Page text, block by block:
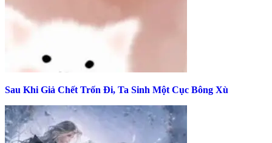
Sau Khi Giả Chết Trốn Đi, Ta Sinh Một Cục Bông Xù